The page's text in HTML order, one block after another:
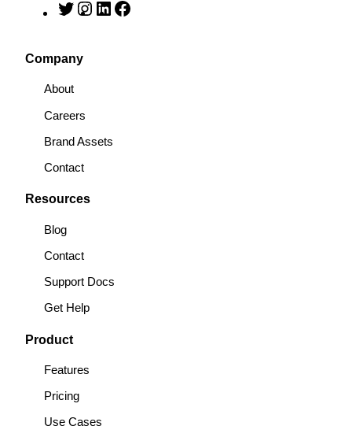
T
t
r
a
L
Company
About
Careers
Brand Assets
Contact
Resources
Blog
Contact
Support Docs
Get Help
Product
Features
Pricing
Use Cases